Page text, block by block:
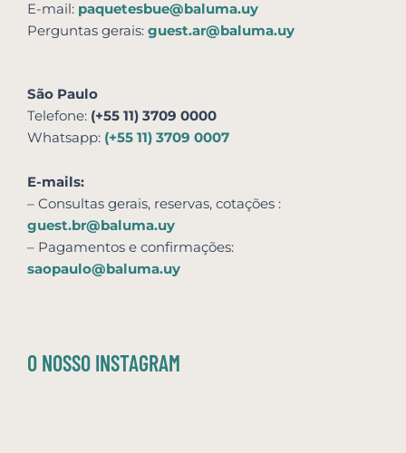
E-mail: paquetesbue@baluma.uy
Perguntas gerais: guest.ar@baluma.uy
São Paulo
Telefone: (+55 11) 3709 0000
Whatsapp: (+55 11) 3709 0007
E-mails:
– Consultas gerais, reservas, cotações :
guest.br@baluma.uy
– Pagamentos e confirmações:
saopaulo@baluma.uy
O NOSSO INSTAGRAM